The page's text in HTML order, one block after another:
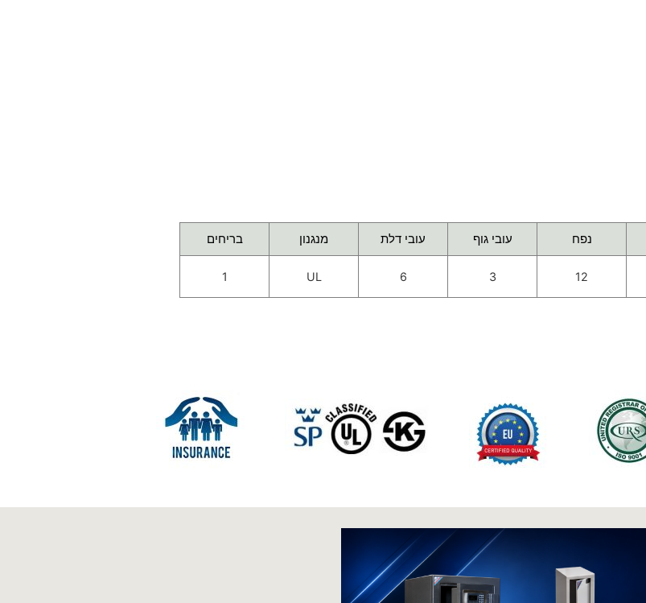
נפח עובי גוף עובי דלת מנגנון בריחים
12
3
6
UL
1